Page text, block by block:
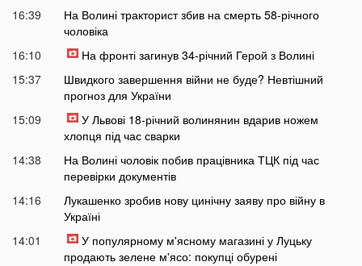
16:39
На Волині тракторист збив на смерть 58-річного
чоловіка
16:10
На фронті загинув 34-річний Герой з Волині
15:37
Швидкого завершення війни не буде? Невтішний
прогноз для України
15:09
У Львові 18-річний волинянин вдарив ножем
хлопця під час сварки
14:38
На Волині чоловік побив працівника ТЦК під час
перевірки документів
14:16
Лукашенко зробив нову цинічну заяву про війну в
Україні
14:01
У популярному м'ясному магазині у Луцьку
продають зелене м'ясо: покупці обурені